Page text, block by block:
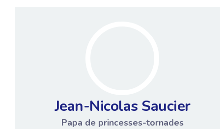
Jean-Nicolas Saucier
Papa de princesses-tornades